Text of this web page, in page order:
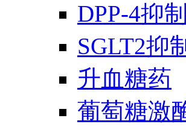
DPP-4抑
SGLT2抑
升血糖药
葡萄糖激